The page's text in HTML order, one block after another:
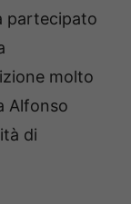
partecipato
molto
Alfonso
di